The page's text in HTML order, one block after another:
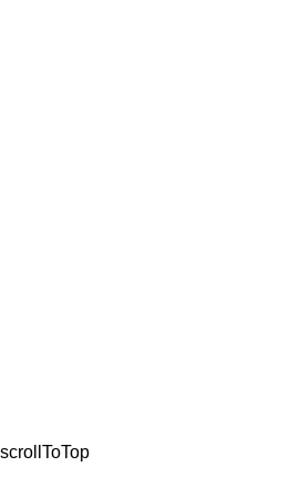
scrollToTop